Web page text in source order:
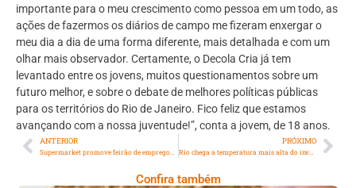
importante para o meu crescimento como pessoa em um todo, as
ações de fazermos os diários de campo me fizeram enxergar o
meu dia a dia de uma forma diferente, mais detalhada e com um
olhar mais observador. Certamente, o Decola Cria já tem
levantado entre os jovens, muitos questionamentos sobre um
futuro melhor, e sobre o debate de melhores políticas públicas
para os territórios do Rio de Janeiro. Fico feliz que estamos
avançando com a nossa juventude!”, conta a jovem, de 18 anos.
ANTERIOR
Supermarket promove feirão de empregos na Cidade Nova com mais de 1.500 vagas
PRÓXIMO
Rio chega a temperatura mais alta do inverno
Confira também